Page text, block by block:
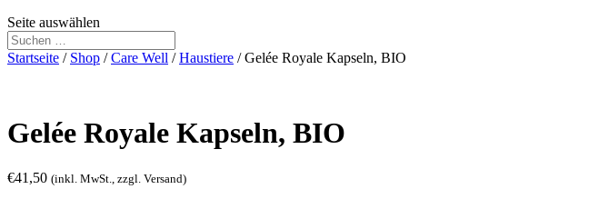
Seite auswählen
Startseite / Shop /Care Well /Haustiere / Gelée Royale Kapseln, BIO
Gelée Royale Kapseln, BIO
€41,50 (inkl. MwSt., zzgl. Versand)